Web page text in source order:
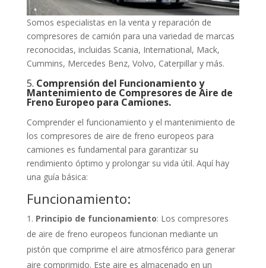
Somos especialistas en la venta y reparación de
compresores de camión para una variedad de marcas
reconocidas, incluidas Scania, International, Mack,
Cummins, Mercedes Benz, Volvo, Caterpillar y más.
5. Comprensión del Funcionamiento y
Mantenimiento de Compresores de Aire de
Freno Europeo para Camiones.
Comprender el funcionamiento y el mantenimiento de
los compresores de aire de freno europeos para
camiones es fundamental para garantizar su
rendimiento óptimo y prolongar su vida útil. Aquí hay
una guía básica:
Funcionamiento:
Principio de funcionamiento: Los compresores
de aire de freno europeos funcionan mediante un
pistón que comprime el aire atmosférico para generar
aire comprimido. Este aire es almacenado en un